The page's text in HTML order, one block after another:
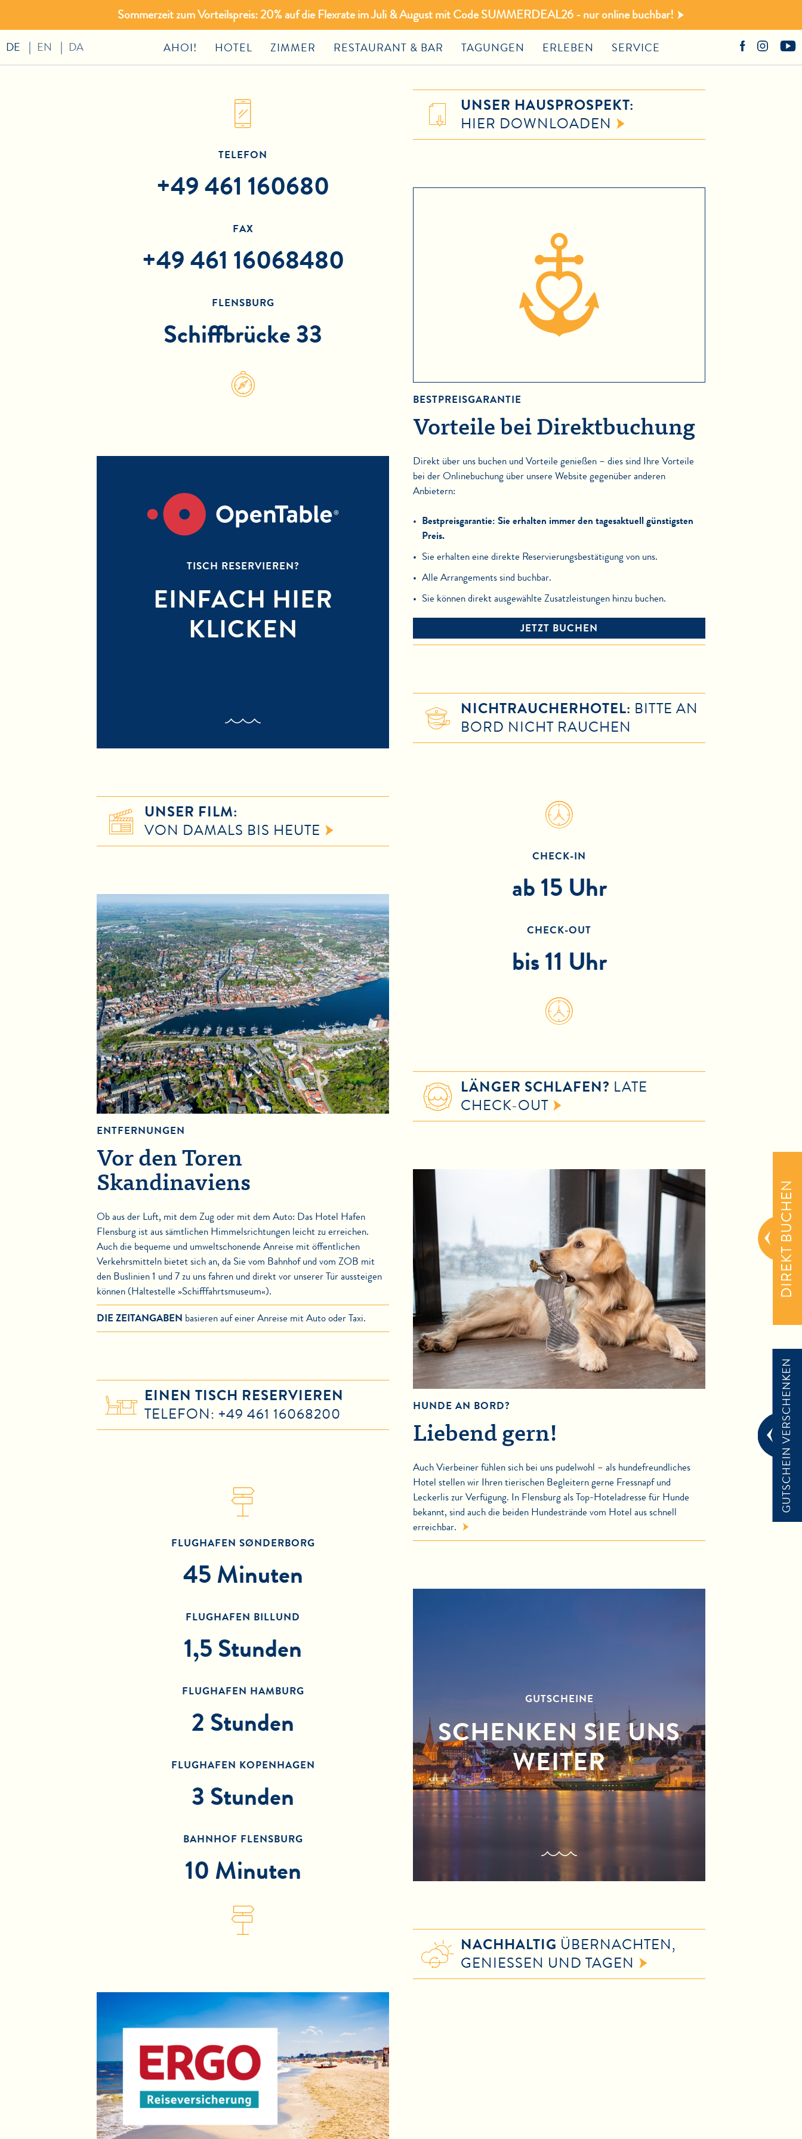
DIREKT BUCHEN
GUTSCHEIN VERSCHENKEN
Sommerzeit zum Vorteilspreis: 20% auf die Flexrate im Juli & August mit Code SUMMERDEAL26 - nur online buchbar!
DE EN DA AHOI! HOTEL ZIMMER RESTAURANT & BAR TAGUNGEN ERLEBEN SERVICE
TELEFON
+49 461 160680
FAX
+49 461 16068480
FLENSBURG
Schiffbrücke 33
TISCH RESERVIEREN?
EINFACH HIER
KLICKEN
UNSER FILM:
VON DAMALS BIS HEUTE
ENTFERNUNGEN
Vor den Toren
Skandinaviens
Ob aus der Luft, mit dem Zug oder mit dem Auto: Das Hotel Hafen
Flensburg ist aus sämtlichen Himmelsrichtungen leicht zu erreichen.
Auch die bequeme und umweltschonende Anreise mit öffentlichen
Verkehrsmitteln bietet sich an, da Sie vom Bahnhof und vom ZOB mit
den Buslinien 1 und 7 zu uns fahren und direkt vor unserer Tür aussteigen
können (Haltestelle »Schifffahrtsmuseum«).
DIE ZEITANGABEN basieren auf einer Anreise mit Auto oder Taxi.
EINEN TISCH RESERVIEREN
TELEFON: +49 461 16068200
FLUGHAFEN SØNDERBORG
45 Minuten
FLUGHAFEN BILLUND
1,5 Stunden
FLUGHAFEN HAMBURG
2 Stunden
FLUGHAFEN KOPENHAGEN
3 Stunden
BAHNHOF FLENSBURG
10 Minuten
UNSER HAUSPROSPEKT:
HIER DOWNLOADEN
BESTPREISGARANTIE
Vorteile bei Direktbuchung
Direkt über uns buchen und Vorteile genießen – dies sind Ihre Vorteile
bei der Onlinebuchung über unsere Website gegenüber anderen
Anbietern:
Bestpreisgarantie: Sie erhalten immer den tagesaktuell günstigsten
Preis.
Sie erhalten eine direkte Reservierungsbestätigung von uns.
Alle Arrangements sind buchbar.
Sie können direkt ausgewählte Zusatzleistungen hinzu buchen.
JETZT BUCHEN
NICHTRAUCHERHOTEL: BITTE AN
BORD NICHT RAUCHEN
CHECK-IN
ab 15 Uhr
CHECK-OUT
bis 11 Uhr
LÄNGER SCHLAFEN? LATE
CHECK-OUT
HUNDE AN BORD?
Liebend gern!
Auch Vierbeiner fühlen sich bei uns pudelwohl – als hundefreundliches
Hotel stellen wir Ihren tierischen Begleitern gerne Fressnapf und
Leckerlis zur Verfügung. In Flensburg als Top-Hoteladresse für Hunde
bekannt, sind auch die beiden Hundestrände vom Hotel aus schnell
erreichbar.
GUTSCHEINE
SCHENKEN SIE UNS
WEITER
NACHHALTIG ÜBERNACHTEN,
GENIESSEN UND TAGEN